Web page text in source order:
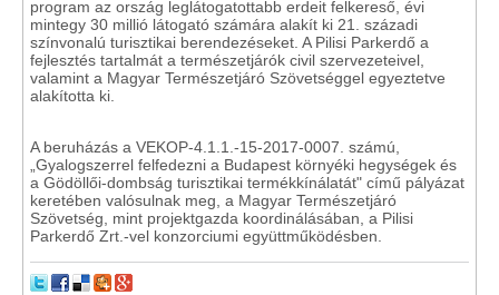
program az ország leglátogatottabb erdeit felkereső, évi
mintegy 30 millió látogató számára alakít ki 21. századi
színvonalú turisztikai berendezéseket. A Pilisi Parkerdő a
fejlesztés tartalmát a természetjárók civil szervezeteivel,
valamint a Magyar Természetjáró Szövetséggel egyeztetve
alakította ki.
A beruházás a VEKOP-4.1.1.-15-2017-0007. számú,
„Gyalogszerrel felfedezni a Budapest környéki hegységek és
a Gödöllői-dombság turisztikai termékkínálatát" című pályázat
keretében valósulnak meg, a Magyar Természetjáró
Szövetség, mint projektgazda koordinálásában, a Pilisi
Parkerdő Zrt.-vel konzorciumi együttműködésben.